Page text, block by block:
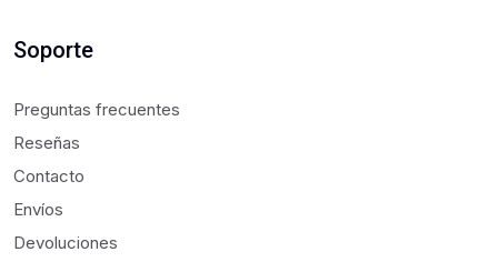
Soporte
Preguntas frecuentes
Reseñas
Contacto
Envíos
Devoluciones